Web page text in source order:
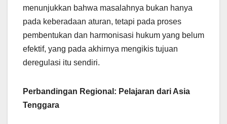
menunjukkan bahwa masalahnya bukan hanya
pada keberadaan aturan, tetapi pada proses
pembentukan dan harmonisasi hukum yang belum
efektif, yang pada akhirnya mengikis tujuan
deregulasi itu sendiri.
Perbandingan Regional: Pelajaran dari Asia
Tenggara